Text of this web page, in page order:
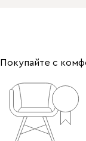
Покупайте с